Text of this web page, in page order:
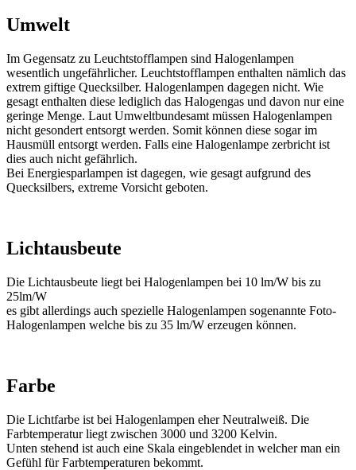
Umwelt
Im Gegensatz zu Leuchtstofflampen sind Halogenlampen
wesentlich ungefährlicher. Leuchtstofflampen enthalten nämlich das
extrem giftige Quecksilber. Halogenlampen dagegen nicht. Wie
gesagt enthalten diese lediglich das Halogengas und davon nur eine
geringe Menge. Laut Umweltbundesamt müssen Halogenlampen
nicht gesondert entsorgt werden. Somit können diese sogar im
Hausmüll entsorgt werden. Falls eine Halogenlampe zerbricht ist
dies auch nicht gefährlich.
Bei Energiesparlampen ist dagegen, wie gesagt aufgrund des
Quecksilbers, extreme Vorsicht geboten.
Lichtausbeute
Die Lichtausbeute liegt bei Halogenlampen bei 10 lm/W bis zu
25lm/W
es gibt allerdings auch spezielle Halogenlampen sogenannte Foto-
Halogenlampen welche bis zu 35 lm/W erzeugen können.
Farbe
Die Lichtfarbe ist bei Halogenlampen eher Neutralweiß. Die
Farbtemperatur liegt zwischen 3000 und 3200 Kelvin.
Unten stehend ist auch eine Skala eingeblendet in welcher man ein
Gefühl für Farbtemperaturen bekommt.